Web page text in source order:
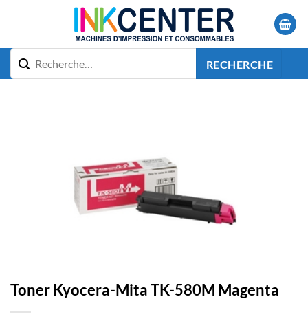
RECHERCHE
Toner Kyocera-Mita TK-580M Magenta